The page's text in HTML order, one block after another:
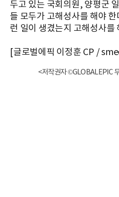
두고 있는 국회의원, 양평군
들 모두가 고해성사를 해야 한
런 일이 생겼는지 고해성사를
[글로벌에픽 이정훈 CP /
<저작권자 ©GLOBALEPIC